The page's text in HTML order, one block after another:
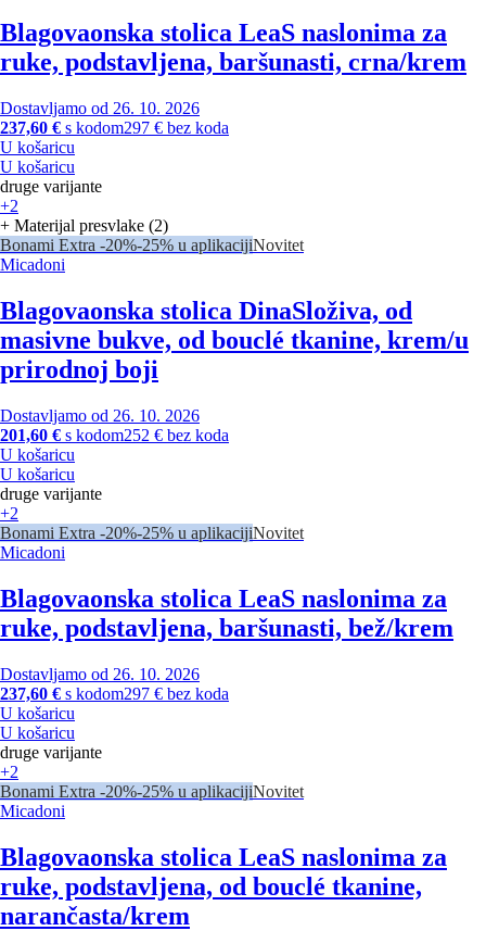
Blagovaonska stolica LeaS naslonima za
ruke, podstavljena, baršunasti, crna/krem
Dostavljamo od 26. 10. 2026
237,60 € s kodom297 € bez koda
U košaricu
U košaricu
druge varijante
+2
+ Materijal presvlake (2)
Bonami Extra -20%-25% u aplikacijiNovitet
Micadoni
Blagovaonska stolica DinaSloživa, od
masivne bukve, od bouclé tkanine, krem/u
prirodnoj boji
Dostavljamo od 26. 10. 2026
201,60 € s kodom252 € bez koda
U košaricu
U košaricu
druge varijante
+2
Bonami Extra -20%-25% u aplikacijiNovitet
Micadoni
Blagovaonska stolica LeaS naslonima za
ruke, podstavljena, baršunasti, bež/krem
Dostavljamo od 26. 10. 2026
237,60 € s kodom297 € bez koda
U košaricu
U košaricu
druge varijante
+2
Bonami Extra -20%-25% u aplikacijiNovitet
Micadoni
Blagovaonska stolica LeaS naslonima za
ruke, podstavljena, od bouclé tkanine,
narančasta/krem